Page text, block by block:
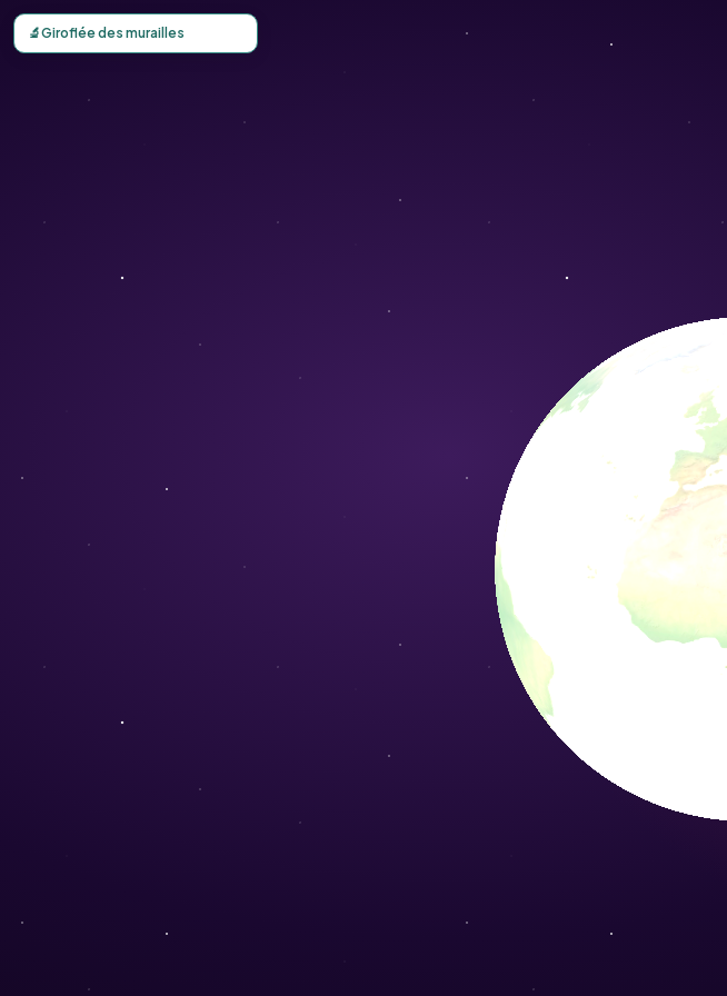
Carte d'observation du Giroflée des murailles (Erysimum cheiri) - Conservation Nature
🔬Giroflée des murailles